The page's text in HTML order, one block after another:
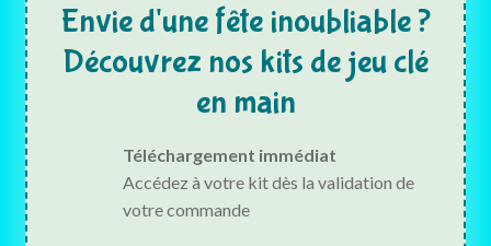
Envie d'une fête inoubliable ?
Découvrez nos kits de jeu clé
en main
Téléchargement immédiat
Accédez à votre kit dès la validation de
votre commande